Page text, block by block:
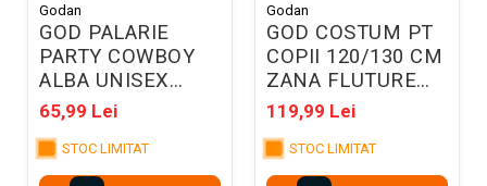
Godan
GOD PALARIE
PARTY COWBOY
ALBA UNISEX
04384
65,99 Lei
STOC LIMITAT
Godan
GOD COSTUM PT
COPII 120/130 CM
ZANA FLUTURE
SL-TT12
119,99 Lei
STOC LIMITAT